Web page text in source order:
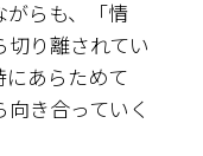
がらも、「情
り離されてい
にあらためて
向き合っていく